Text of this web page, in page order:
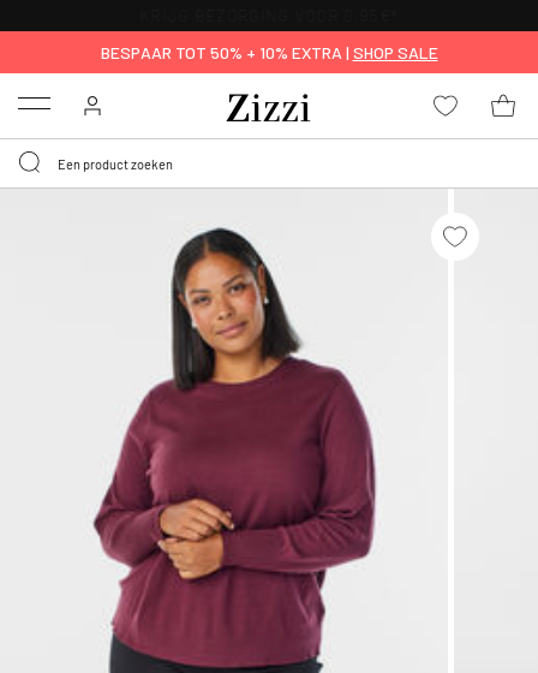
BESPAAR TOT 50% + 10% EXTRA | SHOP SALE
Menu